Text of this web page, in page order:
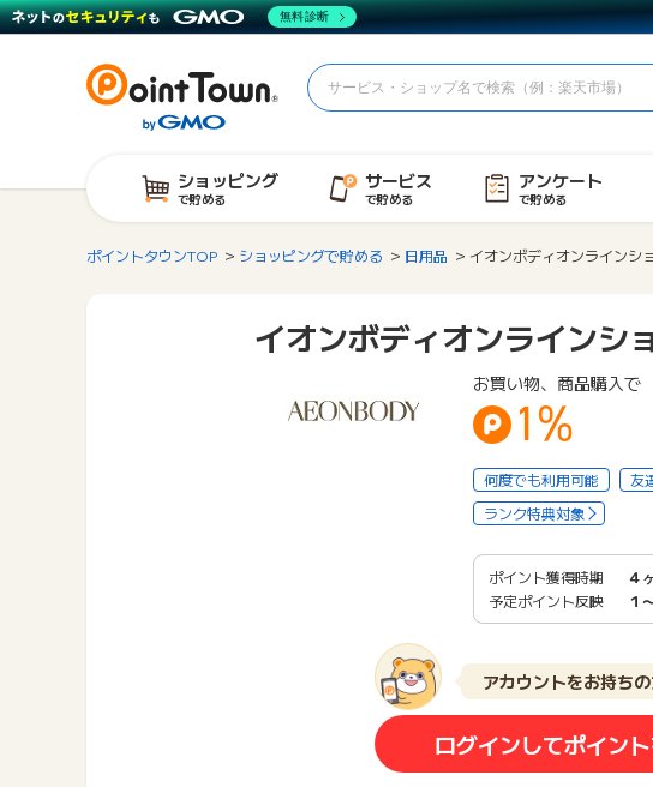
ショッピング
で貯める
サービス
で貯める
アンケート
で貯める
ポイントタウンTOP ショッピングで貯める 日用品 イオンボディオンラインシ
イオンボディオンラインシ
お買い物、商品購入で
1%
何度でも利用可能 友
ランク特典対象
ポイント獲得時期
４
予定ポイント反映
１
アカウントをお持ち
ログインしてポイン
無料診断